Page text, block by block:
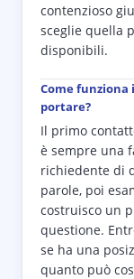
contenzioso
sceglie quella
disponibili.
Come funziona
portare?
Il primo
è sempre una
richiedente di
parole, poi
costruisco un
questione.
se ha una
quanto può